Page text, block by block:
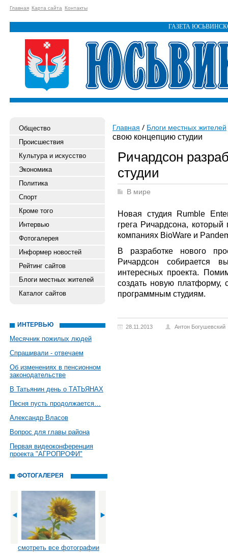
Главная Карта сайта Контакты
ГАЗЕТА
Общество
Происшествия
Культура и искусство
Экономика
Политика
Спорт
Кроме того
Интервью
Фотогалерея
Информер новостей
Рейтинг сайтов
Блоги местных жителей
Каталог сайтов
ИНТЕРВЬЮ
Месячник пожилых людей
Спрашивали - отвечаем
Об изменениях в пенсионном
законодательстве
В Татьянин день о ТАТЬЯНАХ
Песня пусть продолжается…
Александр Власов
Вопрос для главы района
Первая видеоконференция
проекта "АГРОПРОФИ"
ФОТОГАЛЕРЕЯ
смотреть все фотографии
Главная Блоги местных жителей
свою концепцию студии
Ричардсон
студии
В мире
Новая студия Rumble
грега Ричардсона,
компаниях BioWare и
В разработке нового
Ричардсон собирается
интересных проекта.
создать новую платформу,
программным студиям.
28.11.2013 Антон Богушевский